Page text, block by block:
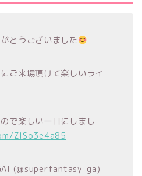
とうございました
ご来場頂けて楽しいライ
で楽しい一日にしまし
ZISo3e4a85
(@superfantasy_ga)